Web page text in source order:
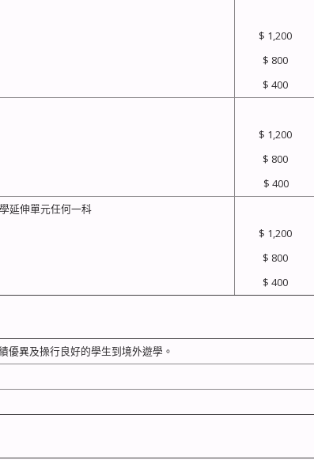
$ 1,200
$ 800
$ 400
$ 1,200
$ 800
$ 400
延伸單元任何一科
$ 1,200
$ 800
$ 400
優異及操行良好的學生到境外遊學。